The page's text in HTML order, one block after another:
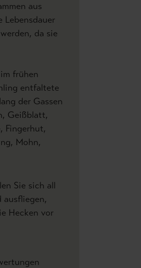
aus
Lebensdauer
da sie
frühen
entfaltete
der Gassen
Geißblatt,
Fingerhut,
Mohn,
Sie sich all
ausfliegen,
Hecken vor